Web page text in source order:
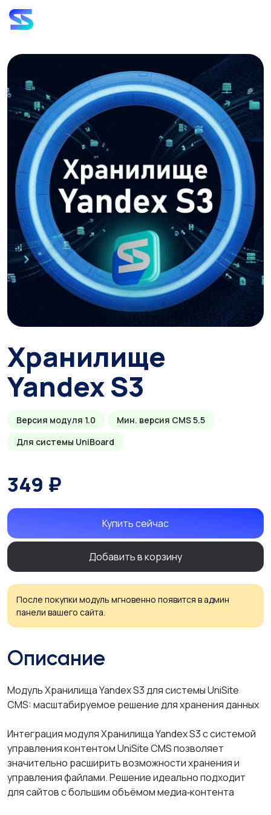
Хранилище
Yandex S3
Версия модуля 1.0
Мин. версия CMS 5.5
Для системы UniBoard
349 ₽
Купить сейчас
Добавить в корзину
После покупки модуль мгновенно появится в админ
панели вашего сайта.
Описание
Модуль Хранилища Yandex S3 для системы UniSite
CMS: масштабируемое решение для хранения данных
Интеграция модуля Хранилища Yandex S3 с системой
управления контентом UniSite CMS позволяет
значительно расширить возможности хранения и
управления файлами. Решение идеально подходит
для сайтов с большим объёмом медиа‑контента